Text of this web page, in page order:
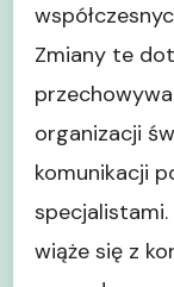
Zmiany te
organizacji
komunikacji
wiąże się z